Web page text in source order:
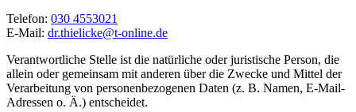
Telefon: 030 4553021
E-Mail: dr.thielicke@t-online.de
Verantwortliche Stelle ist die natürliche oder juristische Person, die
allein oder gemeinsam mit anderen über die Zwecke und Mittel der
Verarbeitung von personenbezogenen Daten (z. B. Namen, E-Mail-
Adressen o. Ä.) entscheidet.